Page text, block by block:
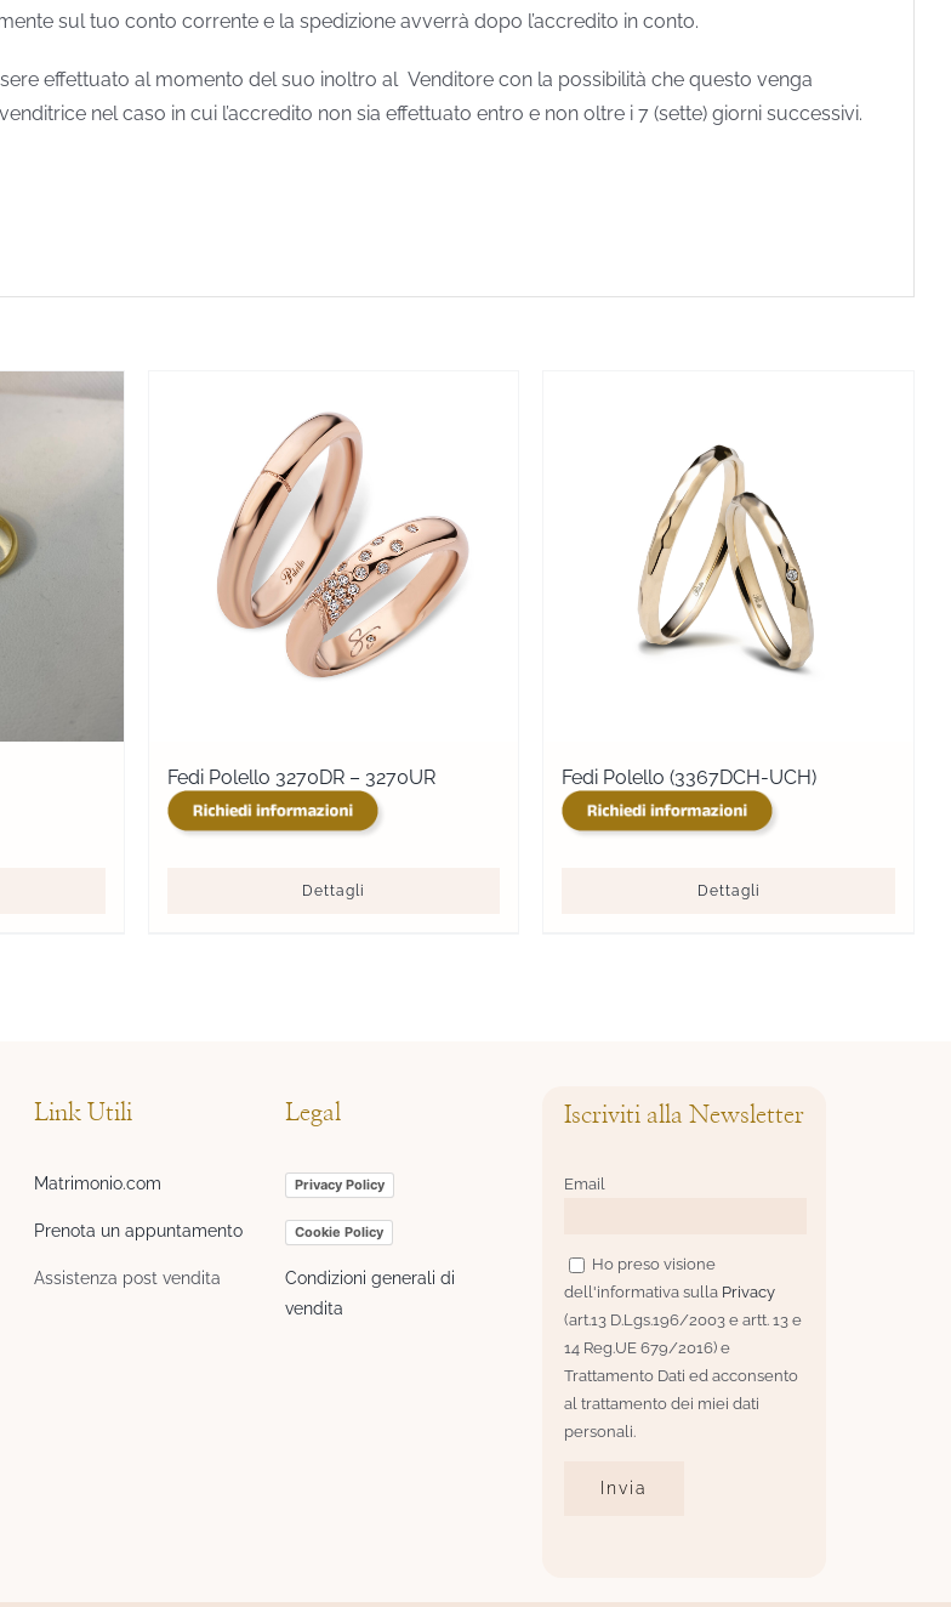
sul tuo conto corrente e la spedizione avverrà dopo l’accredito in conto.
effettuato al momento del suo inoltro al Venditore con la possibilità che questo venga
nel caso in cui l’accredito non sia effettuato entro e non oltre i 7 (sette) giorni successivi.
Fedi Polello 3270DR – 3270UR
Dettagli
Fedi Polello (3367DCH-UCH)
Dettagli
Link Utili
Matrimonio.com
Prenota un appuntamento
Assistenza post vendita
Legal
Privacy Policy
Cookie Policy
Condizioni generali di
vendita
Iscriviti alla Newsletter
Email
Ho preso visione
dell'informativa sulla Privacy
(art.13 D.Lgs.196/2003 e artt. 13 e
14 Reg.UE 679/2016) e
Trattamento Dati ed acconsento
al trattamento dei miei dati
personali.